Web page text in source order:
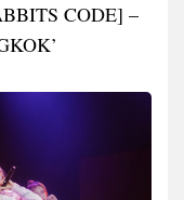
CODE] –